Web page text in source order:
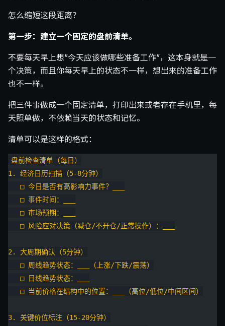
怎么缩短这段距离？
第一步：建立一个固定的盘前清单。
不要每天早上想”今天应该做哪些准备工作”，这本身就是一
个决策，而且你每天早上的状态不一样，想出来的准备工作
也不一样。
把三件事做成一个固定清单，打印出来或者存在手机里，每
天照单做，不依赖当天的状态和记忆。
清单可以是这样的格式：
盘前检查清单（每日）
1. 经济日历扫描（5-8分钟）
   □ 今日是否有高影响力事件？___
   □ 事件时间：___
   □ 市场预期：___
   □ 风险应对决策（减仓/不开仓/正常操作）：___
2. 大周期确认（5分钟）
   □ 周线趋势状态：___（上涨/下跌/震荡）
   □ 日线趋势状态：___
   □ 当前价格在结构中的位置：___（高位/低位/中间区间）
3. 关键价位标注（15-20分钟）